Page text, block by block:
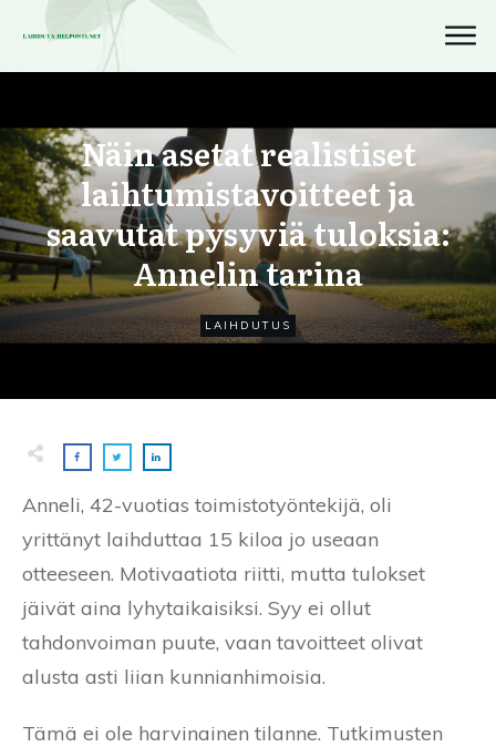
Näin asetat realistiset
laihtumistavoitteet ja
saavutat pysyviä tuloksia:
Annelin tarina
LAIHDUTUS
Anneli, 42-vuotias toimistotyöntekijä, oli
yrittänyt laihduttaa 15 kiloa jo useaan
otteeseen. Motivaatiota riitti, mutta tulokset
jäivät aina lyhytaikaisiksi. Syy ei ollut
tahdonvoiman puute, vaan tavoitteet olivat
alusta asti liian kunnianhimoisia.
Tämä ei ole harvinainen tilanne. Tutkimusten